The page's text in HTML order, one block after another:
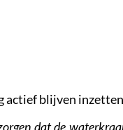
actief blijven
dat de